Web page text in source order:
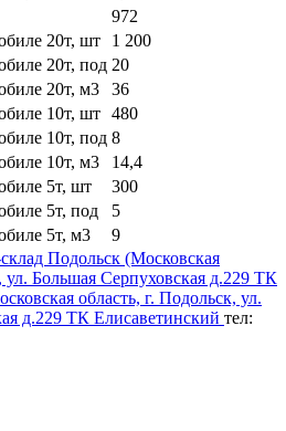
972
20т, шт
1 200
20т, под 20
20т, м3
36
10т, шт 480
10т, под 8
10т, м3
14,4
5т, шт
300
5т, под
5
5т, м3
9
Подольск (Московская
ул. Большая Серпуховская д.229 ТК
область, г. Подольск, ул.
д.229 ТК Елисаветинский тел: